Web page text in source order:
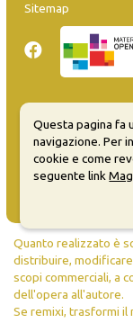
Sitemap
Inserisci evento
Guida
FAQ
Quanto realizzato è
distribuire,
scopi commerciali, a
dell'opera all'autore.
Se remixi, trasformi il
Questa pagina fa
navigazione. Per
cookie e come
seguente link